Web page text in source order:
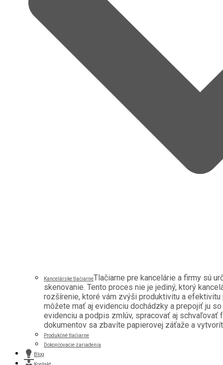
Kancelárske tlačiarneTlačiarne pre kancelárie a firmy sú
skenovanie. Tento proces nie je jediný, ktorý
rozšírenie, ktoré vám zvýši produktivitu a efektivitu
môžete mať aj evidenciu dochádzky a prepojiť ju
evidenciu a podpis zmlúv, spracovať aj schvaľovať
dokumentov sa zbavíte papierovej záťaže a
Produkčné tlačiarne
Dokončovacie zariadenia
Blog